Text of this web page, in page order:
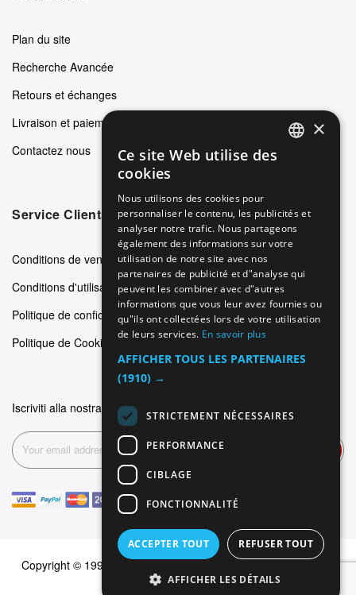
Plan du site
Recherche Avancée
Retours et échanges
Livraison et paiements
Contactez nous
Service Clients
Conditions de vente
Conditions d'utilisation
Politique de confidentialité
Politique de Cookie
Iscriviti alla nostra newsletter
Copyright © 1999-2026 Dominus Piercing. Tous les droits sont
réservés
ITALIAN
SPANISH
FRENCH
×
Ce site Web utilise des
cookies
Nous utilisons des cookies pour
personnaliser le contenu, les publicités et
analyser notre trafic. Nous partageons
également des informations sur votre
utilisation de notre site avec nos
partenaires de publicité et d"analyse qui
peuvent les combiner avec d"autres
informations que vous leur avez fournies ou
qu"ils ont collectées lors de votre utilisation
de leurs services. En savoir plus
AFFICHER TOUS LES PARTENAIRES
(1910) →
STRICTEMENT NÉCESSAIRES
PERFORMANCE
CIBLAGE
FONCTIONNALITÉ
ACCEPTER TOUT REFUSER TOUT
AFFICHER LES DÉTAILS